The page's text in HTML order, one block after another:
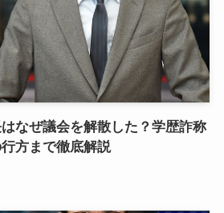
はなぜ議会を解散した？学歴詐称
方まで徹底解説